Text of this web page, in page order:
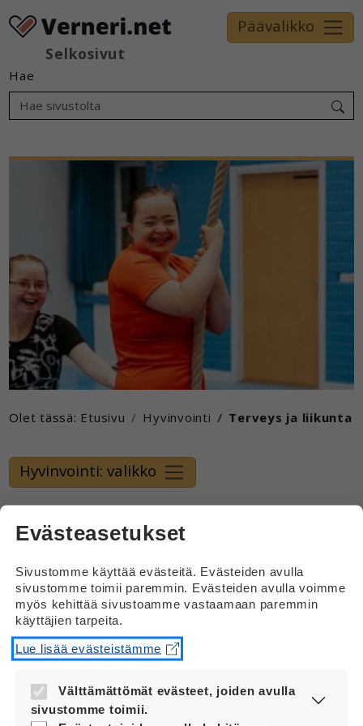
Selkosivut
Päävalikko
Hae
Olet tässä: Etusivu Hyvinvointi Terveys ja liikunta
Hyvinvointi: valikko
Terveys ja liikunta
Näillä sivuilla on tietoa terveydestä ja vinkkejä
terveellisiin elämäntapoihin.
Voit lukea esimerkiksi
päihteistä
liikunnasta
unesta ja levosta.
Evästeasetukset
Sivustomme käyttää evästeitä. Evästeiden avulla
sivustomme toimii paremmin. Evästeiden avulla voimme
myös kehittää sivustoamme vastaamaan paremmin
käyttäjien tarpeita.
Lue lisää evästeistämme
Välttämättömät evästeet, joiden avulla
sivustomme toimii.